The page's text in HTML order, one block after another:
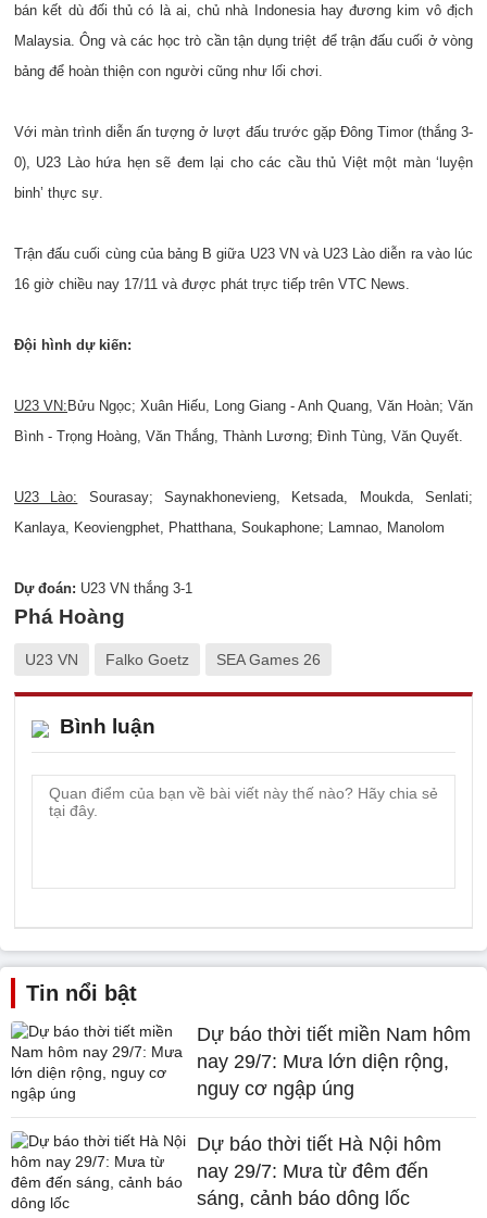
bán kết dù đối thủ có là ai, chủ nhà Indonesia hay đương kim vô địch
Malaysia. Ông và các học trò cần tận dụng triệt để trận đấu cuối ở vòng
bảng để hoàn thiện con người cũng như lối chơi.
Với màn trình diễn ấn tượng ở lượt đấu trước gặp Đông Timor (thắng 3-
0), U23 Lào hứa hẹn sẽ đem lại cho các cầu thủ Việt một màn ‘luyện
binh’ thực sự.
Trận đấu cuối cùng của bảng B giữa U23 VN và U23 Lào diễn ra vào lúc
16 giờ chiều nay 17/11 và được phát trực tiếp trên VTC News.
Đội hình dự kiến:
U23 VN: Bửu Ngọc; Xuân Hiếu, Long Giang - Anh Quang, Văn Hoàn; Văn
Bình - Trọng Hoàng, Văn Thắng, Thành Lương; Đình Tùng, Văn Quyết.
U23 Lào: Sourasay; Saynakhonevieng, Ketsada, Moukda, Senlati;
Kanlaya, Keoviengphet, Phatthana, Soukaphone; Lamnao, Manolom
Dự đoán: U23 VN thắng 3-1
Phá Hoàng
U23 VN Falko Goetz SEA Games 26
Bình luận
Tin nổi bật
Dự báo thời tiết miền Nam hôm
nay 29/7: Mưa lớn diện rộng,
nguy cơ ngập úng
Dự báo thời tiết Hà Nội hôm
nay 29/7: Mưa từ đêm đến
sáng, cảnh báo dông lốc